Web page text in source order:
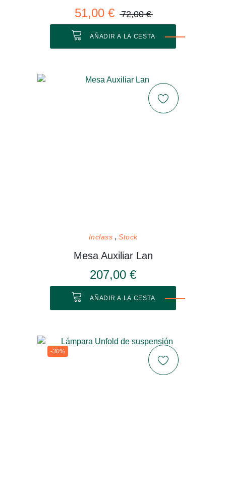
51,00 € 72,00 €
AÑADIR A LA CESTA
Inclass Stock
Mesa Auxiliar Lan
207,00 €
AÑADIR A LA CESTA
-30%